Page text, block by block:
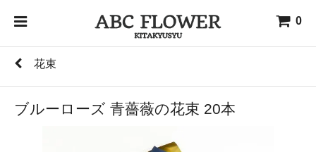
0
花束
ブルーローズ 青薔薇の花束 20本